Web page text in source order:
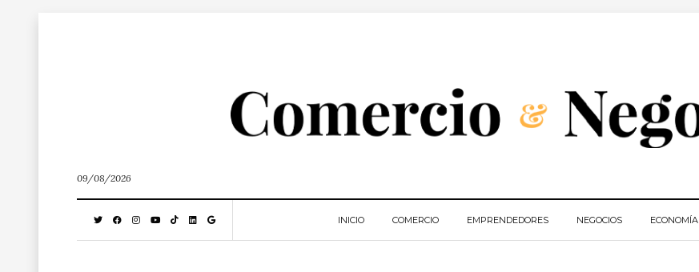
09/08/2026
INICIO COMERCIO EMPRENDEDORES NEGOCIOS ECONOMÍA